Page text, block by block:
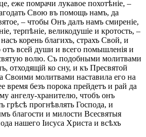
еже помрачи лукавое похотѣніе, –
Свою въ помощь намъ, да
– чтобы Онъ далъ намъ смиреніе,
терпѣніе, великодушіе и кротость, –
корень благихъ, страхъ Свой, и
всей души и всего помышленія и
волю. Съ подобными молитвами
отходящій ко сну, и къ Пресвятой
Своими молитвами наставила его на
время безъ порока прейдетъ и рай да
ангелу-хранителю, чтобъ онъ
грѣсѣ прогнѣвлять Господа, и
благости и милости Всесвятыя
нашего Іисуса Христа и всѣхъ